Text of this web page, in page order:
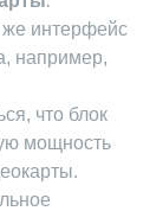
же интерфейс
например,
что блок
мощность